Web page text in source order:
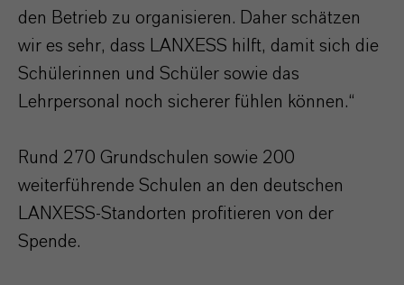
den Betrieb zu organisieren. Daher schätzen
wir es sehr, dass LANXESS hilft, damit sich die
Schülerinnen und Schüler sowie das
Lehrpersonal noch sicherer fühlen können.“
Rund 270 Grundschulen sowie 200
weiterführende Schulen an den deutschen
LANXESS-Standorten profitieren von der
Spende.